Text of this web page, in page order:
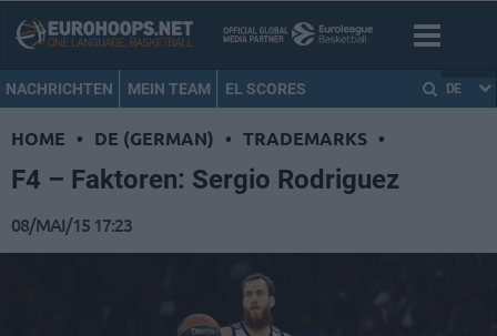
NACHRICHTEN MEIN TEAM EL SCORES DE
HOME • DE (GERMAN) • TRADEMARKS •
F4 – Faktoren: Sergio Rodriguez
08/MAI/15 17:23